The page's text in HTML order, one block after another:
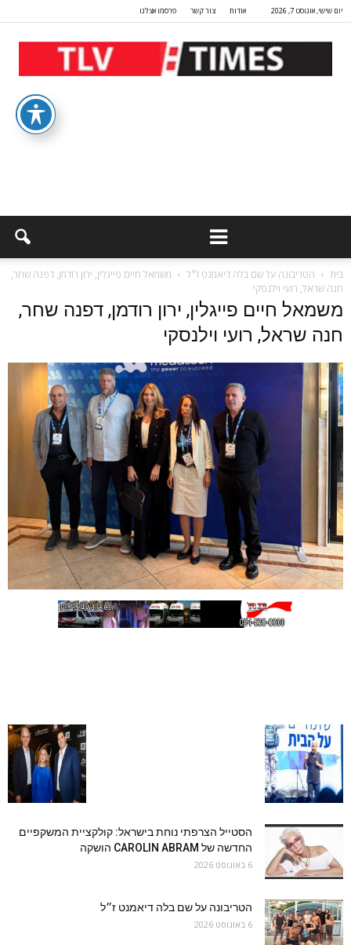
יום שישי, אוגוסט 7, 2026 אודות צור קשר פרסמו אצלנו
בית הטריבונה על שם בלה דיאמנט ז״ל
משמאל חיים פייגלין, ירון רודמן, דפנה שחר,
חנה שראל, רועי וילנסקי
משמאל חיים פייגלין, ירון רודמן, דפנה שחר,
חנה שראל, רועי וילנסקי
הסטייל הצרפתי נוחת בישראל: קולקציית המשקפיים
החדשה של CAROLIN ABRAM הושקה
6 באוגוסט 2026
הטריבונה על שם בלה דיאמנט ז״ל
6 באוגוסט 2026